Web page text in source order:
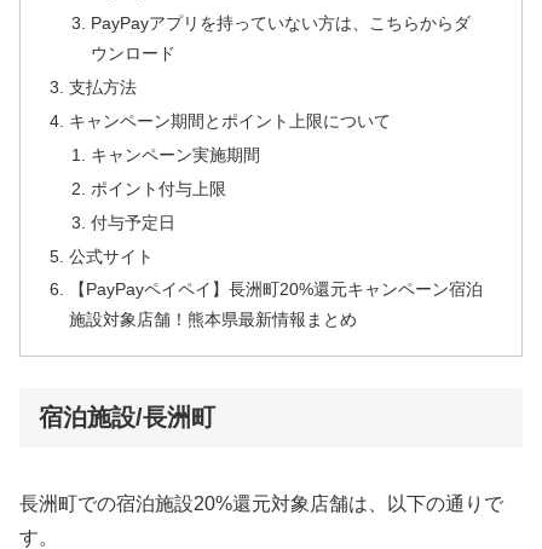
PayPayアプリを持っていない方は、こちらからダ
ウンロード
支払方法
キャンペーン期間とポイント上限について
キャンペーン実施期間
ポイント付与上限
付与予定日
公式サイト
【PayPayペイペイ】長洲町20%還元キャンペーン宿泊
施設対象店舗！熊本県最新情報まとめ
宿泊施設/長洲町
長洲町での宿泊施設20%還元対象店舗は、以下の通りで
す。